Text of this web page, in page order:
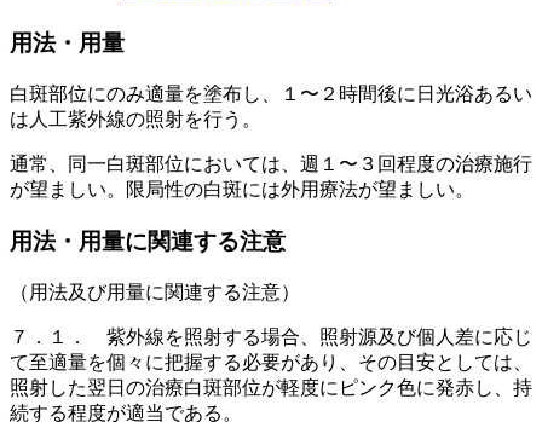
用法・用量
白斑部位にのみ適量を塗布し、１〜２時間後に日光浴あるい
は人工紫外線の照射を行う。
通常、同一白斑部位においては、週１〜３回程度の治療施行
が望ましい。限局性の白斑には外用療法が望ましい。
用法・用量に関連する注意
（用法及び用量に関連する注意）
７．１． 紫外線を照射する場合、照射源及び個人差に応じ
て至適量を個々に把握する必要があり、その目安としては、
照射した翌日の治療白斑部位が軽度にピンク色に発赤し、持
続する程度が適当である。